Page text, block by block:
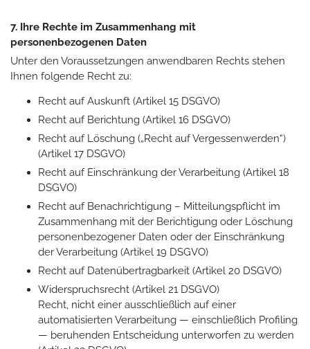
7. Ihre Rechte im Zusammenhang mit
personenbezogenen Daten
Unter den Voraussetzungen anwendbaren Rechts stehen
Ihnen folgende Recht zu:
Recht auf Auskunft (Artikel 15 DSGVO)
Recht auf Berichtung (Artikel 16 DSGVO)
Recht auf Löschung („Recht auf Vergessenwerden“)
(Artikel 17 DSGVO)
Recht auf Einschränkung der Verarbeitung (Artikel 18
DSGVO)
Recht auf Benachrichtigung – Mitteilungspflicht im
Zusammenhang mit der Berichtigung oder Löschung
personenbezogener Daten oder der Einschränkung
der Verarbeitung (Artikel 19 DSGVO)
Recht auf Datenübertragbarkeit (Artikel 20 DSGVO)
Widerspruchsrecht (Artikel 21 DSGVO)
Recht, nicht einer ausschließlich auf einer
automatisierten Verarbeitung — einschließlich Profiling
— beruhenden Entscheidung unterworfen zu werden